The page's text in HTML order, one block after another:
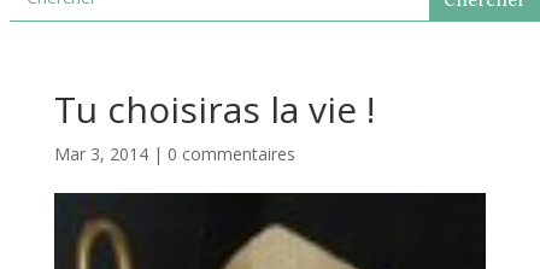
Tu choisiras la vie !
Mar 3, 2014| 0 commentaires